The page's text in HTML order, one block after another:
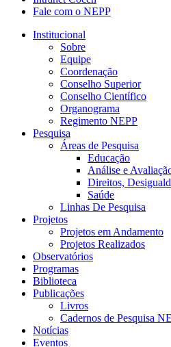
Fale com o NEPP
Institucional
Sobre
Equipe
Coordenação
Conselho Superior
Conselho Científico
Organograma
Regimento NEPP
Pesquisa
Áreas de Pesquisa
Educação
Análise e
Direitos,
Saúde
Linhas De Pesquisa
Projetos
Projetos em Andamento
Projetos Realizados
Observatórios
Programas
Biblioteca
Publicações
Livros
Cadernos de Pesquisa
Notícias
Eventos